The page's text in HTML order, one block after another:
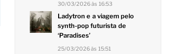
30/03/2026 às 16:53
Ladytron e a viagem pelo
synth-pop futurista de
‘Paradises’
25/03/2026 às 15:51